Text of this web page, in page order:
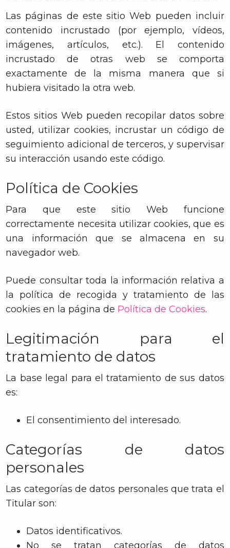
Las páginas de este sitio Web pueden incluir
contenido incrustado (por ejemplo, vídeos,
imágenes, artículos, etc.). El contenido
incrustado de otras web se comporta
exactamente de la misma manera que si
hubiera visitado la otra web.
Estos sitios Web pueden recopilar datos sobre
usted, utilizar cookies, incrustar un código de
seguimiento adicional de terceros, y supervisar
su interacción usando este código.
Política de Cookies
Para que este sitio Web funcione
correctamente necesita utilizar cookies, que es
una información que se almacena en su
navegador web.
Puede consultar toda la información relativa a
la política de recogida y tratamiento de las
cookies en la página de Política de Cookies.
Legitimación para el
tratamiento de datos
La base legal para el tratamiento de sus datos
es:
El consentimiento del interesado.
Categorías de datos
personales
Las categorías de datos personales que trata el
Titular son:
Datos identificativos.
No se tratan categorías de datos